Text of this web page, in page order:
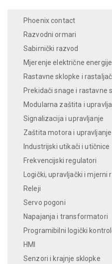
Phoenix contact
Razvodni ormari
Sabirnički razvod
Mjerenje električne energije
Rastavne sklopke i
Prekidači snage i rastavne
Modularna zaštita i
Signalizacija i upravljanje
Zaštita motora i upravljanje
Industrijski utikači i utičnice
Frekvencijski regulatori
Logički, upravljački i mjerni
Releji
Servo pogoni
Napajanja i transformatori
Programibilni logički
HMI
Senzori i krajnje sklopke